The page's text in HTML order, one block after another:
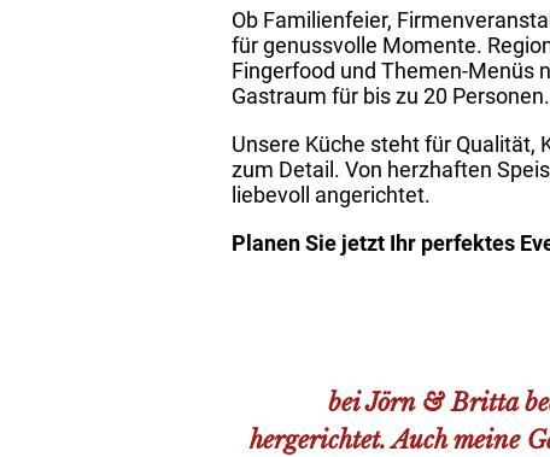
Ob Familienfeier,
für genussvolle Momente.
Fingerfood und Themen-Menüs
Gastraum für bis zu 20 Personen.
Unsere Küche steht für Qualität,
zum Detail. Von herzhaften
liebevoll angerichtet.
Planen Sie jetzt Ihr perfektes
bei Jörn & Britta
hergerichtet. Auch meine